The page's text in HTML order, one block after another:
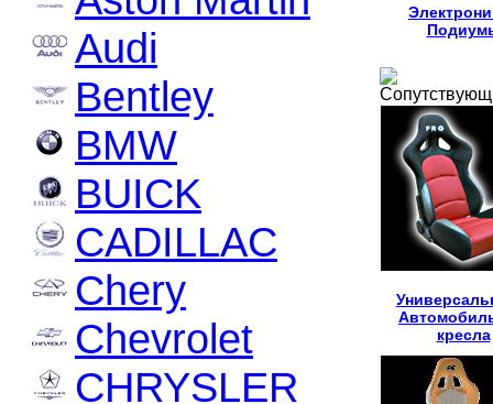
Audi
Bentley
BMW
BUICK
CADILLAC
Chery
Chevrolet
CHRYSLER
кресла